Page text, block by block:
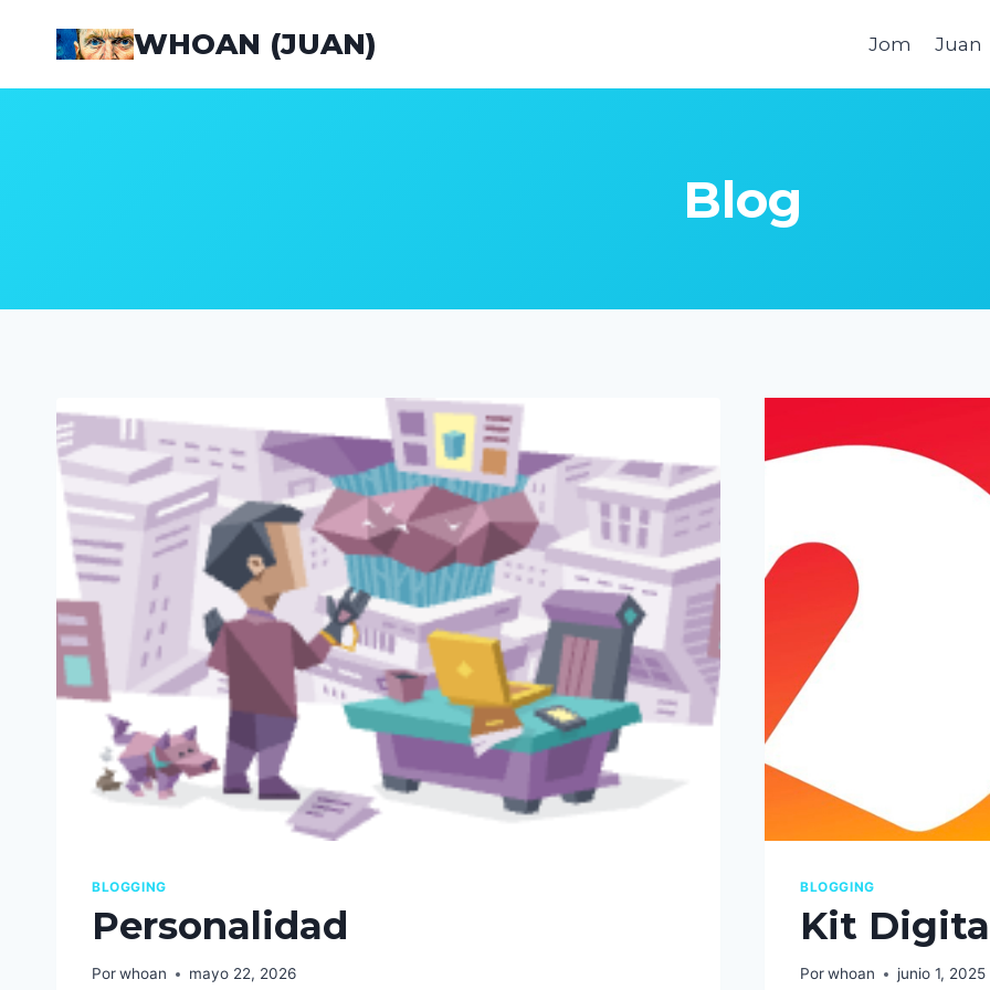
WHOAN (JUAN) Jom Juan
Blog
BLOGGING
Personalidad
Porwhoan mayo 22, 2026
BLOGGING
Kit
Porwhoan junio 1, 2025